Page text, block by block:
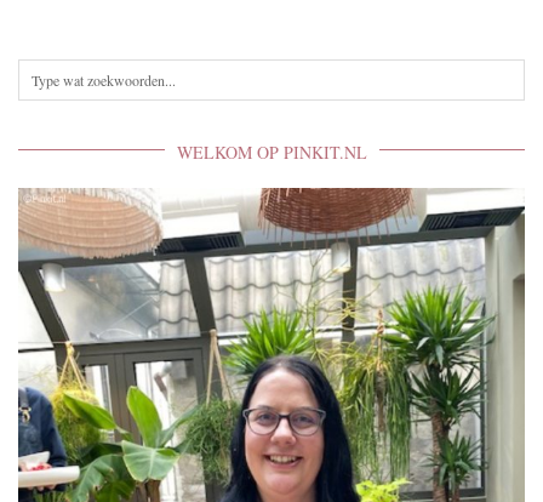
WELKOM OP PINKIT.NL